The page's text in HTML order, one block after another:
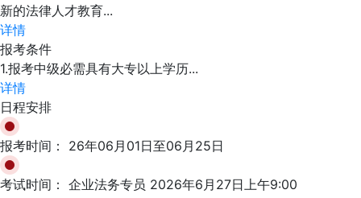
新的法律人才教育...
详情
报考条件
1.报考中级必需具有大专以上学历...
详情
日程安排
报考时间： 26年06月01日至06月25日
考试时间： 企业法务专员 2026年6月27日上午9:00